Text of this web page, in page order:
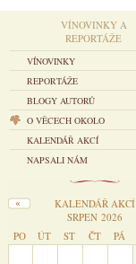
VÍNOVINKY A
REPORTÁŽE
VÍNOVINKY
REPORTÁŽE
BLOGY AUTORŮ
O VĚCECH OKOLO
KALENDÁŘ AKCÍ
NAPSALI NÁM
KALENDÁŘ AKCÍ
SRPEN 2026
PO
ÚT ST ČT PÁ